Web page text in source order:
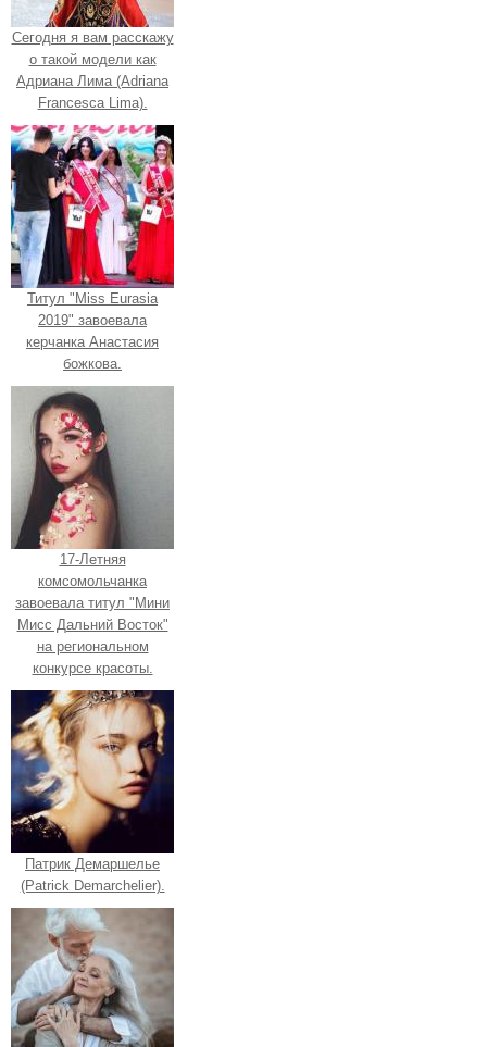
Сегодня я вам расскажу
о такой модели как
Адриана Лима (Adriana
Francesca Lima).
Титул "Miss Eurasia
2019" завоевала
керчанка Анастасия
божкова.
17-Летняя
комсомольчанка
завоевала титул "Мини
Мисс Дальний Восток"
на региональном
конкурсе красоты.
Патрик Демаршелье
(Patrick Demarchelier).